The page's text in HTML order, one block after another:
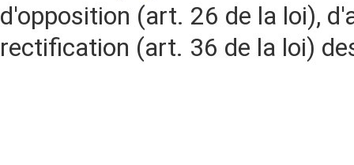
d'opposition (art. 26 de la loi),
rectification (art. 36 de la loi)